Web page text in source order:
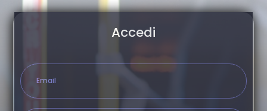
Accedi